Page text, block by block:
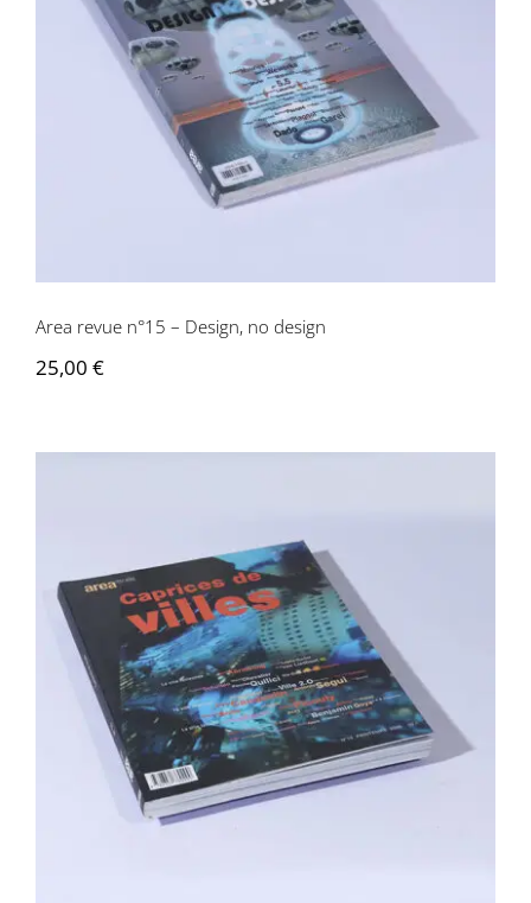
Area revue n°15 – Design, no design
Area revue n°15 – Design, no design
25,00 €
Area revue n°16 – Caprices des villes